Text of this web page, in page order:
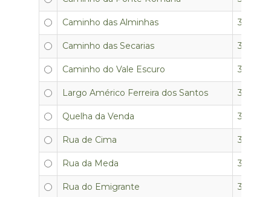
Caminho das Alminhas 3350-
Caminho das Secarias 3350-
Caminho do Vale Escuro 3350-
Largo Américo Ferreira dos Santos 3350-
Quelha da Venda 3350-
Rua de Cima 3350-
Rua da Meda 3350-
Rua do Emigrante 3350-